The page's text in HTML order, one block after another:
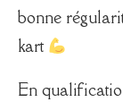
bonne
kart
En